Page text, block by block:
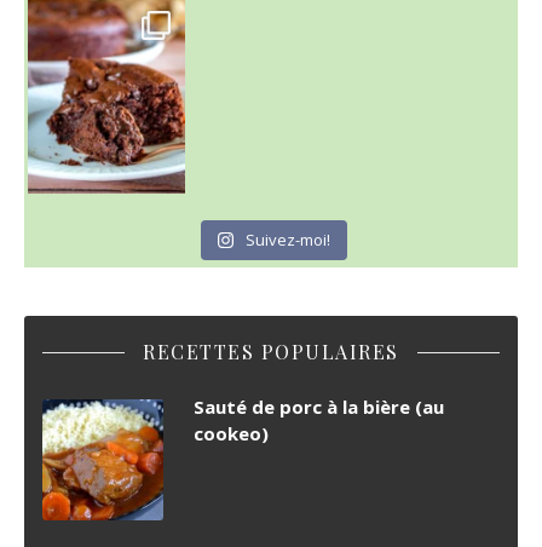
~ GÂTEAU FONDANT CHOCO NOISETTE ~
C'est lundi
Suivez-moi!
RECETTES POPULAIRES
Sauté de porc à la bière (au
cookeo)